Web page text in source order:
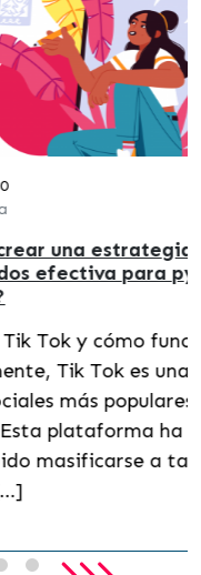
de
pymes en
funciona?
una de las
del
ha
a tal punto